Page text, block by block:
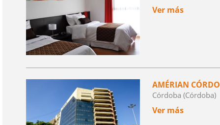
Ver más
AMÉRIAN
Córdoba (Córdoba)
Ver más